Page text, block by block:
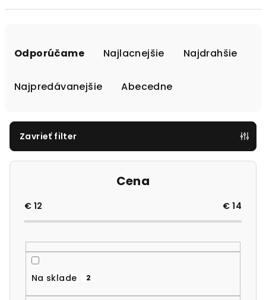
p
r
Odporúčame Najlacnejšie Najdrahšie
Najpredávanejšie Abecedne
Zavrieť filter
Cena
€ 12 €14
Na sklade 2